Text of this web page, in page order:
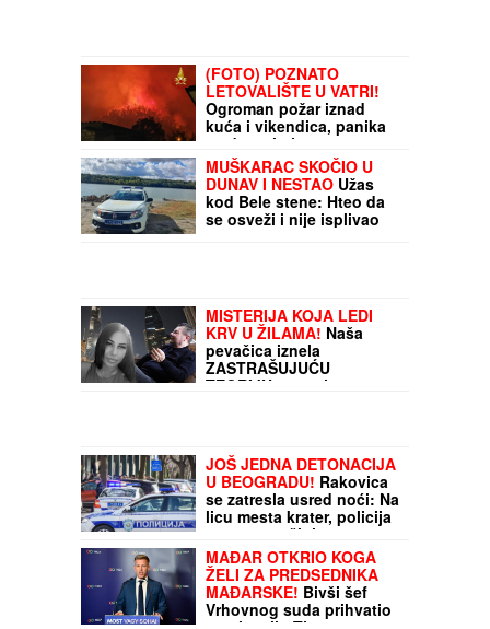
(FOTO) POZNATO
LETOVALIŠTE U VATRI!
Ogroman požar iznad
kuća i vikendica, panika
među turistima:
Evakuisano stotine ljudi,
podignuti helikopteri i
avioni
MUŠKARAC SKOČIO U
DUNAV I NESTAO Užas
kod Bele stene: Hteo da
se osveži i nije isplivao
MISTERIJA KOJA LEDI
KRV U ŽILAMA! Naša
pevačica iznela
ZASTRAŠUJUĆU
TEORIJU o smrti
JOŠ JEDNA DETONACIJA
U BEOGRADU! Rakovica
se zatresla usred noći: Na
licu mesta krater, policija
traga za počiniocem
MAĐAR OTKRIO KOGA
ŽELI ZA PREDSEDNIKA
MAĐARSKE! Bivši šef
Vrhovnog suda prihvatio